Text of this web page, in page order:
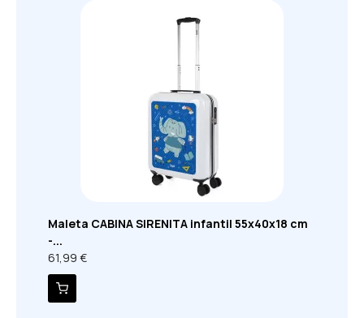
Maleta CABINA SIRENITA infantil 55x40x18 cm
-...
61,99 €